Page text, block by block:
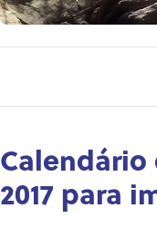
2017 para